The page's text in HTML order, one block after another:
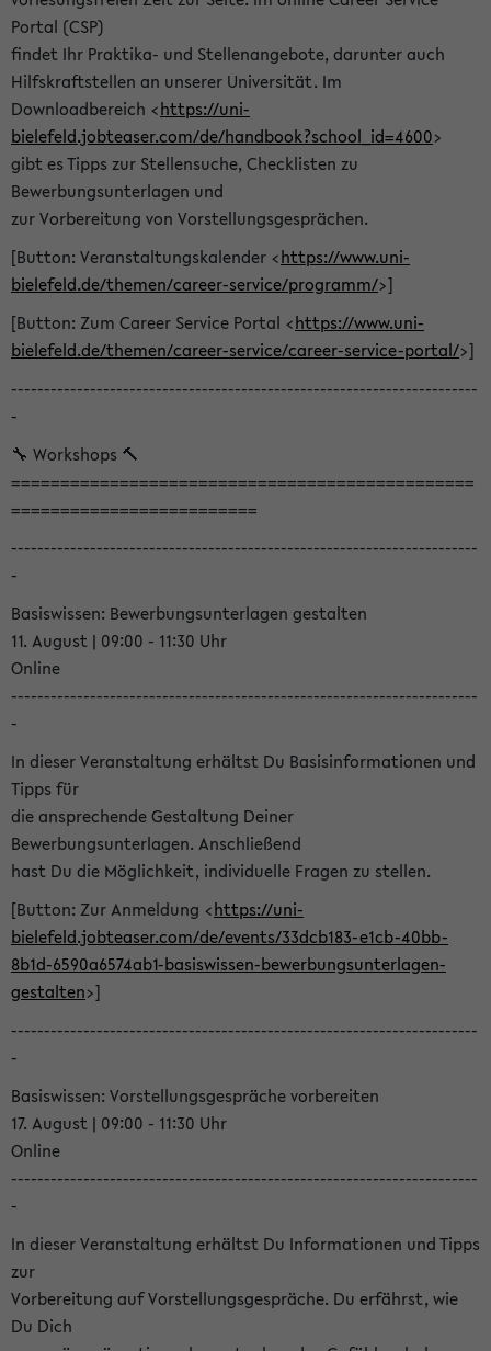
Portal (CSP)
findet Ihr Praktika- und Stellenangebote, darunter auch
Hilfskraftstellen an unserer Universität. Im
Downloadbereich <https://uni-
bielefeld.jobteaser.com/de/handbook?school_id=4600>
gibt es Tipps zur Stellensuche, Checklisten zu
Bewerbungsunterlagen und
zur Vorbereitung von Vorstellungsgesprächen.
[Button: Veranstaltungskalender <https://www.uni-
bielefeld.de/themen/career-service/programm/>]
[Button: Zum Career Service Portal <https://www.uni-
bielefeld.de/themen/career-service/career-service-portal/>]
-----------------------------------------------------------------------
-
🔧 Workshops 🔨
===============================================
=========================
-----------------------------------------------------------------------
-
Basiswissen: Bewerbungsunterlagen gestalten
11. August | 09:00 - 11:30 Uhr
Online
-----------------------------------------------------------------------
-
In dieser Veranstaltung erhältst Du Basisinformationen und
Tipps für
die ansprechende Gestaltung Deiner
Bewerbungsunterlagen. Anschließend
hast Du die Möglichkeit, individuelle Fragen zu stellen.
[Button: Zur Anmeldung <https://uni-
bielefeld.jobteaser.com/de/events/33dcb183-e1cb-40bb-
8b1d-6590a6574ab1-basiswissen-bewerbungsunterlagen-
gestalten>]
-----------------------------------------------------------------------
-
Basiswissen: Vorstellungsgespräche vorbereiten
17. August | 09:00 - 11:30 Uhr
Online
-----------------------------------------------------------------------
-
In dieser Veranstaltung erhältst Du Informationen und Tipps
zur
Vorbereitung auf Vorstellungsgespräche. Du erfährst, wie
Du Dich